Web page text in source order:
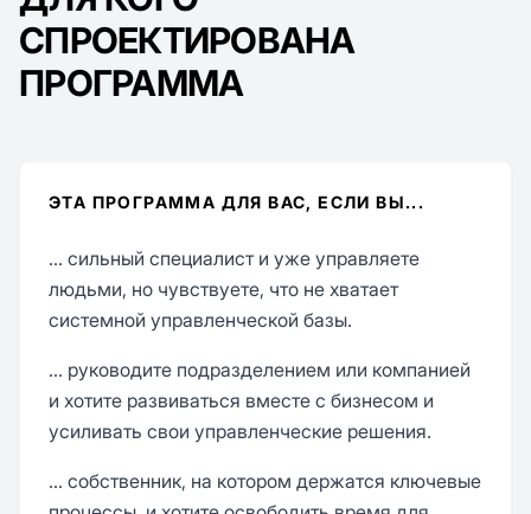
СПРОЕКТИРОВАНА
ПРОГРАММА
ЭТА ПРОГРАММА ДЛЯ ВАС, ЕСЛИ ВЫ...
... сильный специалист и уже управляете
людьми, но чувствуете, что не хватает
системной управленческой базы.
... руководите подразделением или компанией
и хотите развиваться вместе с бизнесом и
усиливать свои управленческие решения.
... собственник, на котором держатся ключевые